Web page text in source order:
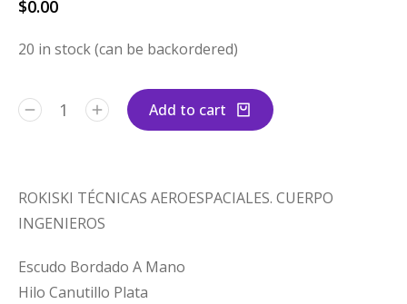
$0.00
20 in stock (can be backordered)
Add to cart
ROKISKI TÉCNICAS AEROESPACIALES. CUERPO
INGENIEROS
Escudo Bordado A Mano
Hilo Canutillo Plata